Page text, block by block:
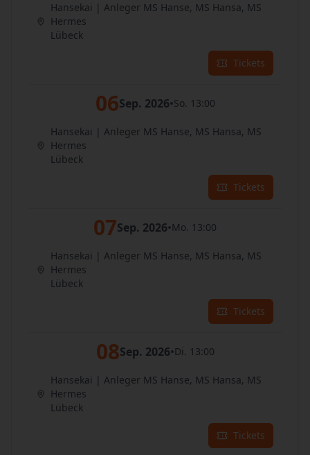
Hansekai | Anleger MS Hanse, MS Hansa, MS
Hermes
Lübeck
Tickets
06Sep. 2026•So. 13:00
Hansekai | Anleger MS Hanse, MS Hansa, MS
Hermes
Lübeck
Tickets
07Sep. 2026•Mo. 13:00
Hansekai | Anleger MS Hanse, MS Hansa, MS
Hermes
Lübeck
Tickets
08Sep. 2026•Di. 13:00
Hansekai | Anleger MS Hanse, MS Hansa, MS
Hermes
Lübeck
Tickets